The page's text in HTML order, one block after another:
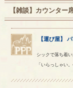
【雑談】カウンター
【運び屋】
シックで落ち着い
「いらっしゃい